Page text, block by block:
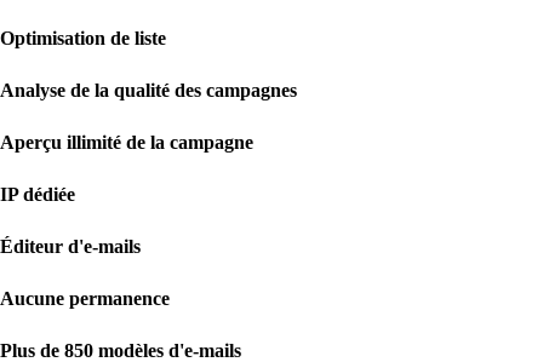
Optimisation de liste
Analyse de la qualité des campagnes
Aperçu illimité de la campagne
IP dédiée
Éditeur d'e-mails
Aucune permanence
Plus de 850 modèles d'e-mails